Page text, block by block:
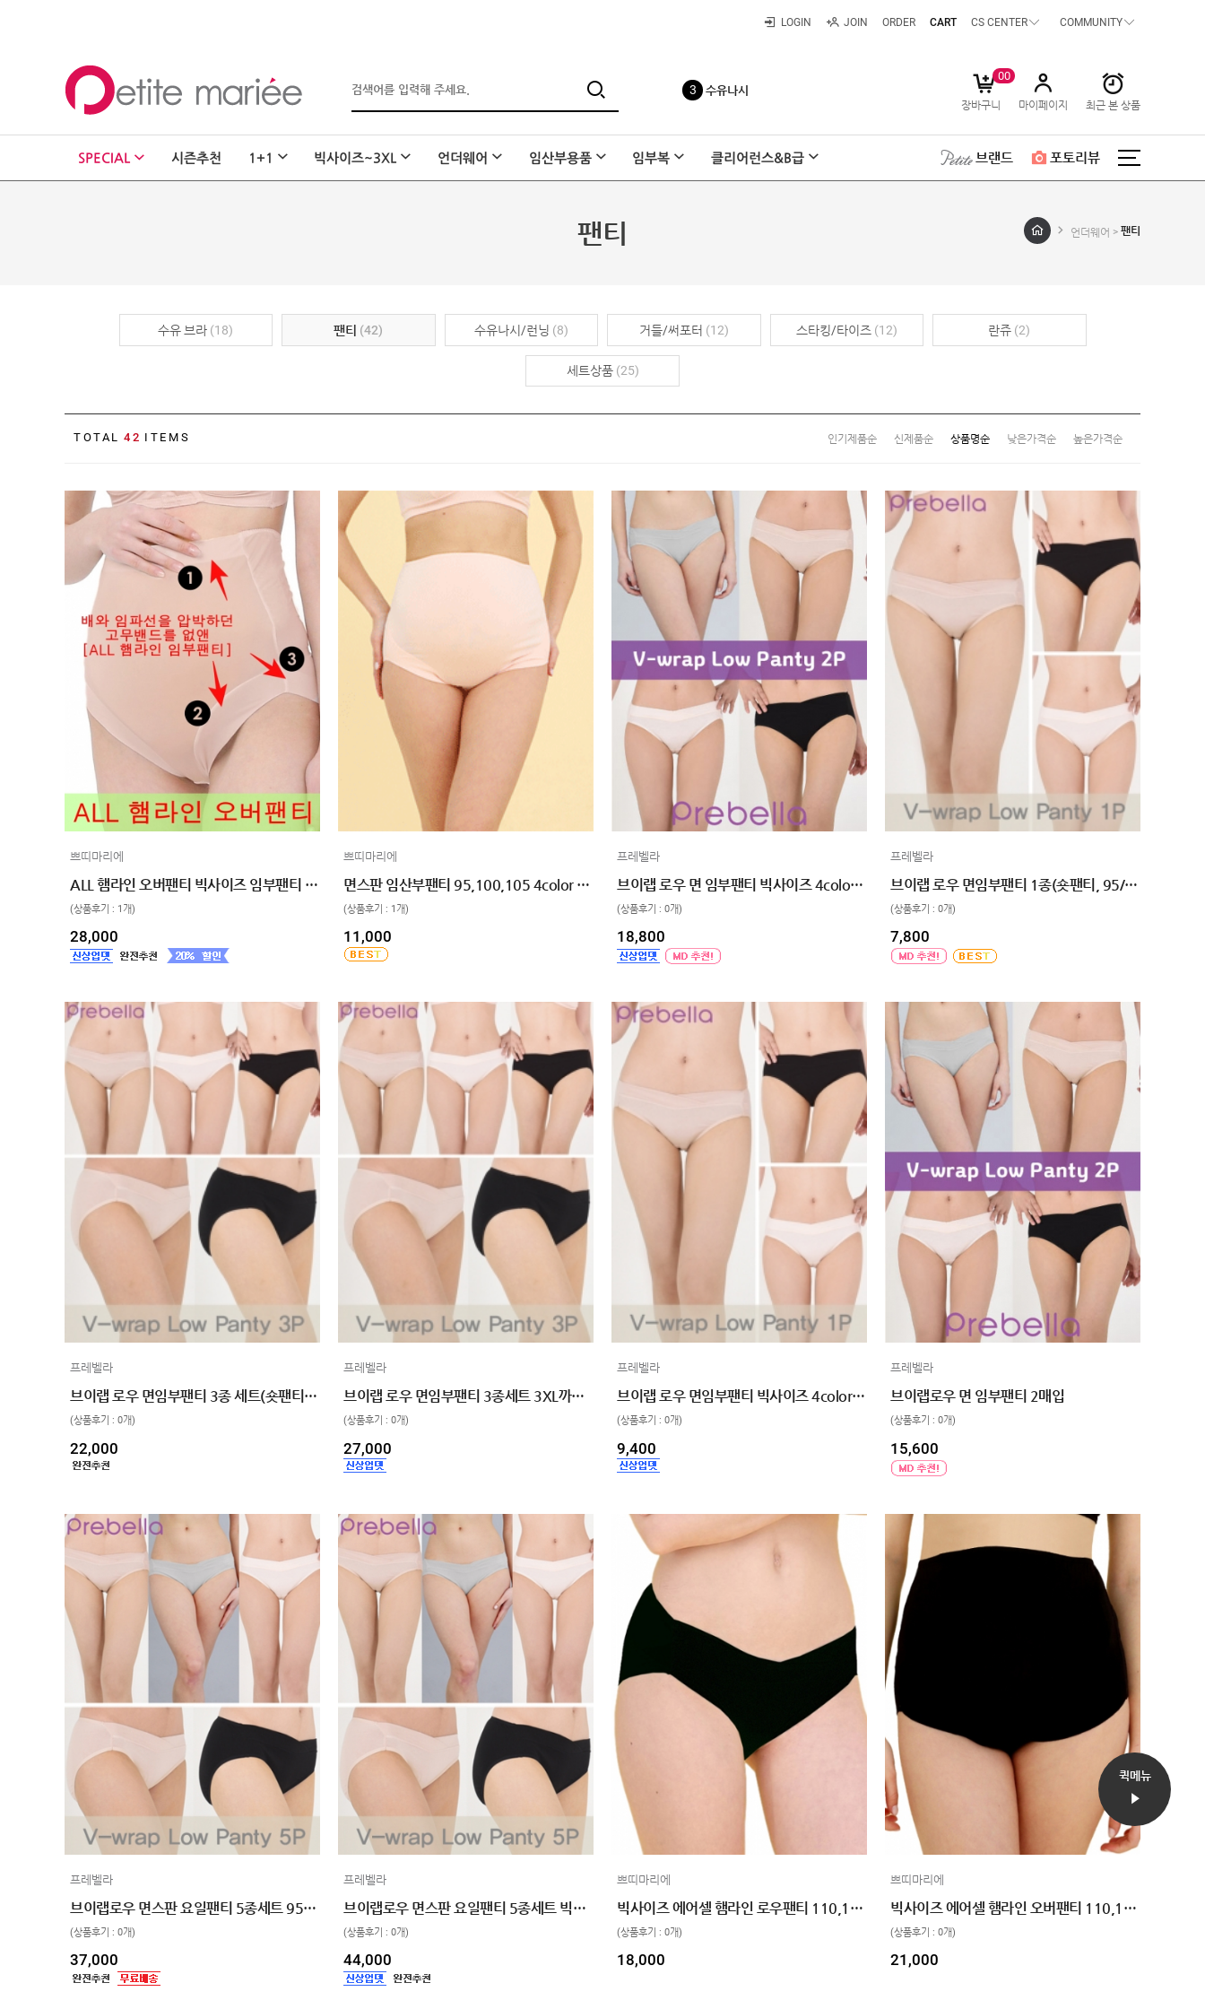
LOGIN JOIN ORDER CART CS CENTER COMMUNITY
3 수유나시
4 사각팬티
스타킹
9 수유브라탑
손목보호대
1 인견
00
장바구니 마이페이지 최근 본 상품
SPECIAL 시즌추천 1+1 빅사이즈~3XL 언더웨어 임산부용품 임부복 클리어런스&B급 브랜드 포토리뷰
퀵메뉴
팬티 언더웨어 > 팬티
수유 브라 (18) 팬티 (42) 수유나시/런닝 (8) 거들/써포터 (12) 스타킹/타이즈 (12) 란쥬 (2)
세트상품 (25)
TOTAL 42 ITEMS 인기제품순 신제품순 상품명순 낮은가격순 높은가격순
쁘띠마리에
ALL 햄라인 오버팬티 빅사이즈 임부팬티 제왕팬티 만삭 2xl 3xl
(상품후기 : 1개)
28,000
쁘띠마리에
면스판 임산부팬티 95,100,105 4color 임파선부담완화
(상품후기 : 1개)
11,000
프레벨라
브이랩 로우 면 임부팬티 빅사이즈 4color 2매입
(상품후기 : 0개)
18,800
프레벨라
브이랩 로우 면임부팬티 1종(숏팬티, 95/100/105, 4color, 산전산후 겸용)
(상품후기 : 0개)
7,800
프레벨라
브이랩 로우 면임부팬티 3종 세트(숏팬티. 95/100/105, 4color, 산전산후 겸용)
(상품후기 : 0개)
22,000
프레벨라
브이랩 로우 면임부팬티 3종세트 3XL까지 빅사이즈 4color
(상품후기 : 0개)
27,000
프레벨라
브이랩 로우 면임부팬티 빅사이즈 4color 1종
(상품후기 : 0개)
9,400
프레벨라
브이랩로우 면 임부팬티 2매입
(상품후기 : 0개)
15,600
프레벨라
브이랩로우 면스판 요일팬티 5종세트 95/100/105 산전후 겸용
(상품후기 : 0개)
37,000
프레벨라
브이랩로우 면스판 요일팬티 5종세트 빅사이즈 4color
(상품후기 : 0개)
44,000
쁘띠마리에
빅사이즈 에어셀 햄라인 로우팬티 110,120 2color
(상품후기 : 0개)
18,000
쁘띠마리에
빅사이즈 에어셀 햄라인 오버팬티 110,120 2color
(상품후기 : 0개)
21,000
HIT
SALE
빅사이즈
~3XL
언더웨어
수유
수유나시/
스타킹/
세트상품
임산부용품
보호대
임부복
하의/
스타킹
클리어런스
&B급
특가
(클리어런스)
B급상품
COMMUNITY